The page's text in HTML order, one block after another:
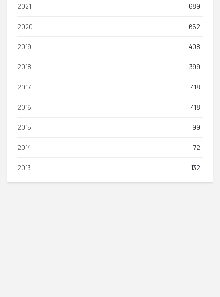
2021 689
2020 652
2019 408
2018 399
2017 418
2016 418
2015 99
2014 72
2013 132